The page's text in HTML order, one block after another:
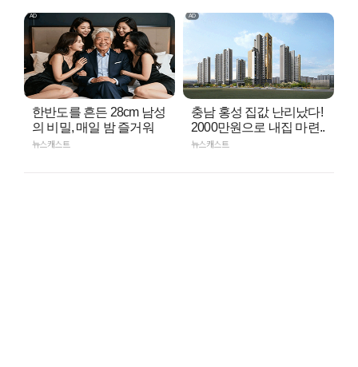
한반도를 흔든 28cm 남성
의 비밀, 매일 밤 즐거워
뉴스캐스트
충남 홍성 집값 난리났다!
2000만원으로 내집 마련..
뉴스캐스트